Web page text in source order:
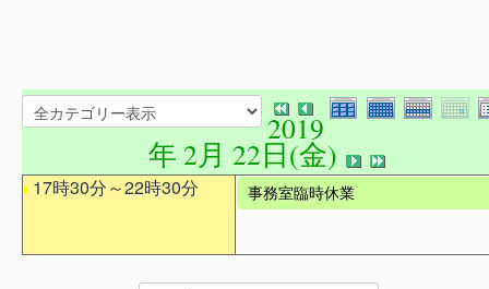
2019
年 2月 22日(金)
17時30分～22時30分 事務室臨時休業